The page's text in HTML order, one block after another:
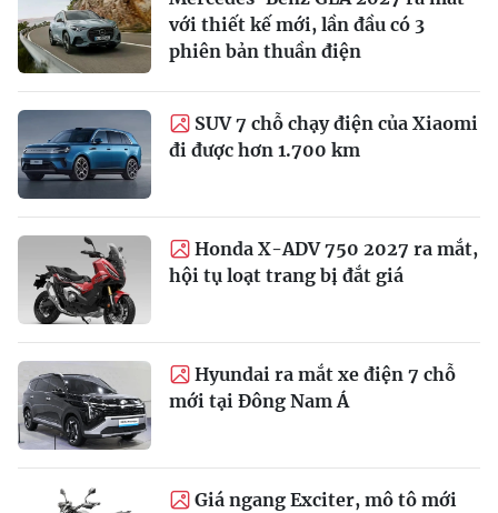
với thiết kế mới, lần đầu có 3
phiên bản thuần điện
SUV 7 chỗ chạy điện của Xiaomi
đi được hơn 1.700 km
Honda X-ADV 750 2027 ra mắt,
hội tụ loạt trang bị đắt giá
Hyundai ra mắt xe điện 7 chỗ
mới tại Đông Nam Á
Giá ngang Exciter, mô tô mới